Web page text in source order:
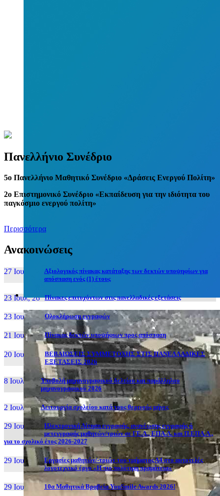
Πανελλήνιο Συνέδριο
5o Πανελλήνιο Μαθητικό Συνέδριο «Δράσεις Ενεργού Πολίτη»
2ο Επιστημονικό Συνέδριο «Εκπαίδευση για την ιδιότητα του
παγκόσμιο ενεργού πολίτη»
Περισσότερα
Ανακοινώσεις
27 Ιουν, 26
Αξιολογικός πίνακας κατάταξης των δεκτών υποψηφίων για
απόσπαση ενός (1) έτους
23 Ιουλ, 26 Πίνακες επιτυχόντων στις πανελλαδικές εξετάσεις
23 Ιουλ, 26 Ολοκλήρωση εγγραφών
21 Ιουλ, 26 Πίνακας δεκτών υποψήφιων προς απόσπαση
20 Ιουλ, 26
ΒΕΒΑΙΩΣΕΙΣ ΣΥΜΜΕΤΟΧΗΣ ΣΤΙΣ ΠΑΝΕΛΛΑΔΙΚΕΣ
ΕΞΕΤΑΣΕΙΣ 2026
8 Ιουλ, 26
Υποβολή μηχανογραφικού δελτίου και παράλληλου
μηχανογραφικού 2026
2 Ιουλ, 26 Λειτουργία σχολείου κατά τους θερινούς μήνες
29 Ιουν, 26
Ηλεκτρονική Αίτηση εγγραφής, ανανέωσης εγγραφής ή
μετεγγραφής μαθητών/τριών σε ΓΕ.Λ., ΕΠΑ.Λ. και Π.ΕΠΑ.Λ.,
για το σχολικό έτος 2026-2027
29 Ιουν, 26
Εργασίες μαθητών/-τριών του τμήματος Α4 στο αυτοτελές
λογοτεχνικό έργο «Η πιο πολύτιμη πραμάτεια»
29 Ιουν, 26 10α Μαθητικά Βραβεία YouSmile Awards 2026!